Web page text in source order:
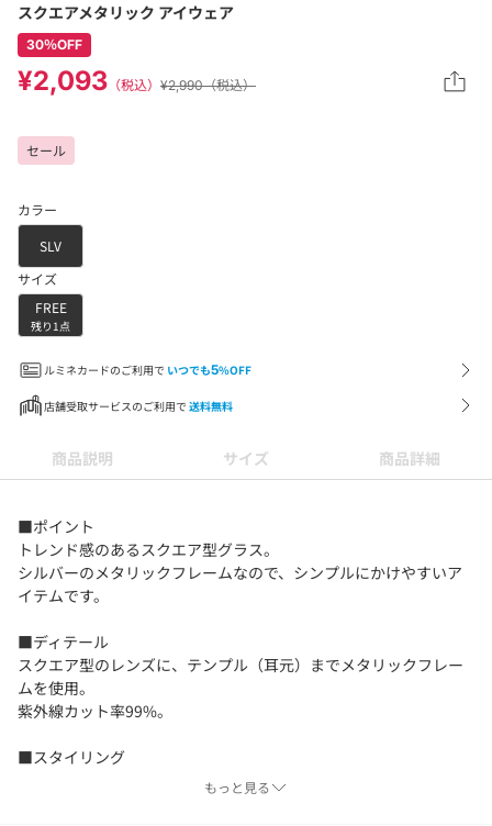
スクエアメタリック アイウェア
30％OFF
¥2,093 （税込） ¥2,990（税込）
セール
カラー
SLV
サイズ
FREE
残り1点
ルミネカードのご利用で いつでも5%OFF
店舗受取サービスのご利用で 送料無料
商品説明 サイズ 商品詳細
■ポイント
トレンド感のあるスクエア型グラス。
シルバーのメタリックフレームなので、シンプルにかけやすいア
イテムです。
■ディテール
スクエア型のレンズに、テンプル（耳元）までメタリックフレー
ムを使用。
紫外線カット率99%。
■スタイリング
ストリートスタイルとの合わせがおすすめです。
もっと見る